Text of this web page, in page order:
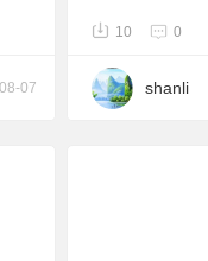
07
10 0
shanli